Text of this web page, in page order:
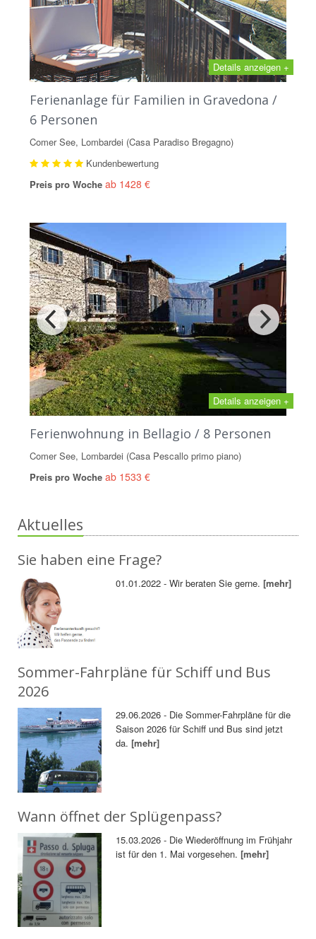
Details anzeigen +
Ferienanlage für Familien in Gravedona /
6 Personen
Comer See, Lombardei (Casa Paradiso Bregagno)
Kundenbewertung
Preis pro Woche ab 1428 €
Details anzeigen +
Ferienwohnung in Bellagio / 8 Personen
Comer See, Lombardei (Casa Pescallo primo piano)
Preis pro Woche ab 1533 €
Aktuelles
Sie haben eine Frage?
01.01.2022 - Wir beraten Sie gerne.[mehr]
Sommer-Fahrpläne für Schiff und Bus
2026
29.06.2026 - Die Sommer-Fahrpläne für die
Saison 2026 für Schiff und Bus sind jetzt
da.[mehr]
Wann öffnet der Splügenpass?
15.03.2026 - Die Wiederöffnung im Frühjahr
ist für den 1. Mai vorgesehen.[mehr]